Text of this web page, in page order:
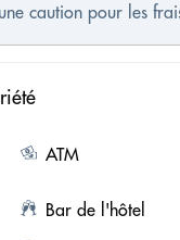
caution pour les
ATM
Bar de l'hôtel